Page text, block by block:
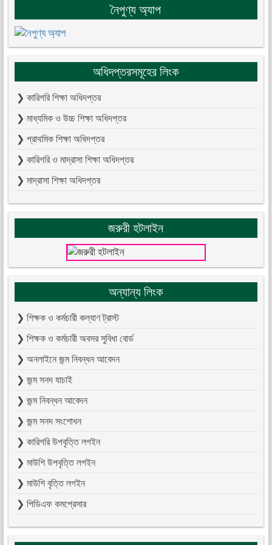
নৈপুণ্য অ্যাপ
অধিদপ্তরসমূহের লিংক
❯ কারিগরি শিক্ষা অধিদপ্তর
❯ মাধ্যমিক ও উচ্চ শিক্ষা অধিদপ্তর
❯ প্রাথমিক শিক্ষা অধিদপ্তর
❯ কারিগরি ও মাদ্রাসা শিক্ষা অধিদপ্তর
❯ মাদ্রাসা শিক্ষা অধিদপ্তর
জরুরী হটলাইন
অন্যান্য লিংক
❯ শিক্ষক ও কর্মচারী কল্যাণ ট্রাস্ট
❯ শিক্ষক ও কর্মচারী অবসর সুবিধা বোর্ড
❯ অনলাইনে জন্ম নিবন্ধন আবেদন
❯ জন্ম সনদ যাচাই
❯ জন্ম নিবন্ধন আবেদন
❯ জন্ম সনদ সংশোধন
❯ কারিগরি উপবৃত্তি লগইন
❯ মাউশি উপবৃত্তি লগইন
❯ মাউশি বৃত্তি লগইন
❯ পিডিএফ কমপ্রেসার